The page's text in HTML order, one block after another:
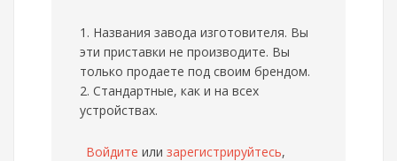
1. Названия завода изготовителя. Вы
эти приставки не производите. Вы
только продаете под своим брендом.
2. Стандартные, как и на всех
устройствах.
Войдите или зарегистрируйтесь,